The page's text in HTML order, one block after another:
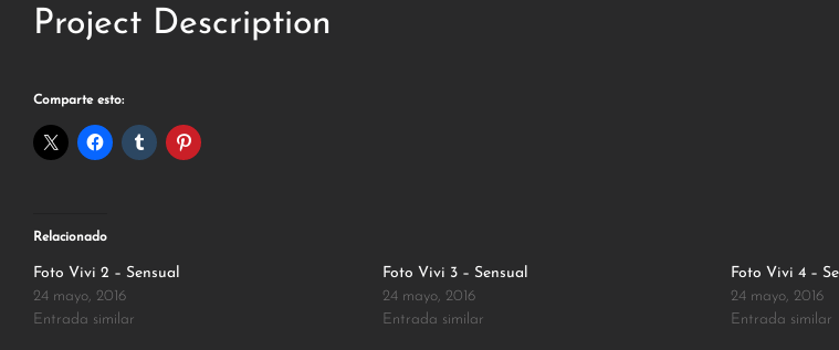
Project Description
Comparte esto:
Relacionado
Foto Vivi 2 – Sensual
24 mayo, 2016
Entrada similar
Foto Vivi 3 – Sensual
24 mayo, 2016
Entrada similar
Foto Vivi 4 –
24 mayo, 2016
Entrada similar